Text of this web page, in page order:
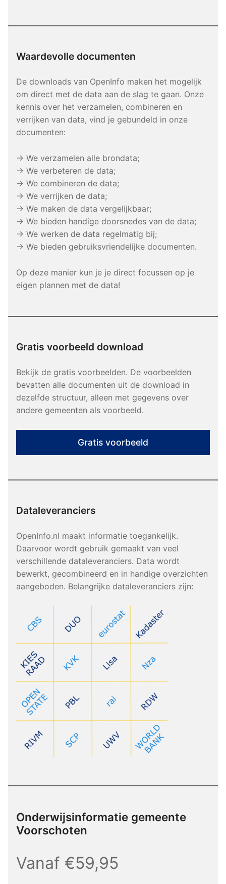
Waardevolle documenten
De downloads van OpenInfo maken het mogelijk
om direct met de data aan de slag te gaan. Onze
kennis over het verzamelen, combineren en
verrijken van data, vind je gebundeld in onze
documenten:
→ We verzamelen alle brondata;
→ We verbeteren de data;
→ We combineren de data;
→ We verrijken de data;
→ We maken de data vergelijkbaar;
→ We bieden handige doorsnedes van de data;
→ We werken de data regelmatig bij;
→ We bieden gebruiksvriendelijke documenten.
Op deze manier kun je je direct focussen op je
eigen plannen met de data!
Gratis voorbeeld download
Bekijk de gratis voorbeelden. De voorbeelden
bevatten alle documenten uit de download in
dezelfde structuur, alleen met gegevens over
andere gemeenten als voorbeeld.
Gratis voorbeeld
Dataleveranciers
OpenInfo.nl maakt informatie toegankelijk.
Daarvoor wordt gebruik gemaakt van veel
verschillende dataleveranciers. Data wordt
bewerkt, gecombineerd en in handige overzichten
aangeboden. Belangrijke dataleveranciers zijn:
Onderwijsinformatie gemeente
Voorschoten
Vanaf €59,95